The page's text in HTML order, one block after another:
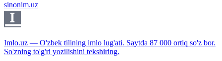
sinonim.uz
Imlo.uz — O'zbek tilining imlo lug'ati. Saytda 87 000 ortiq so'z bor.
So'zning to'g'ri yozilishini tekshiring.